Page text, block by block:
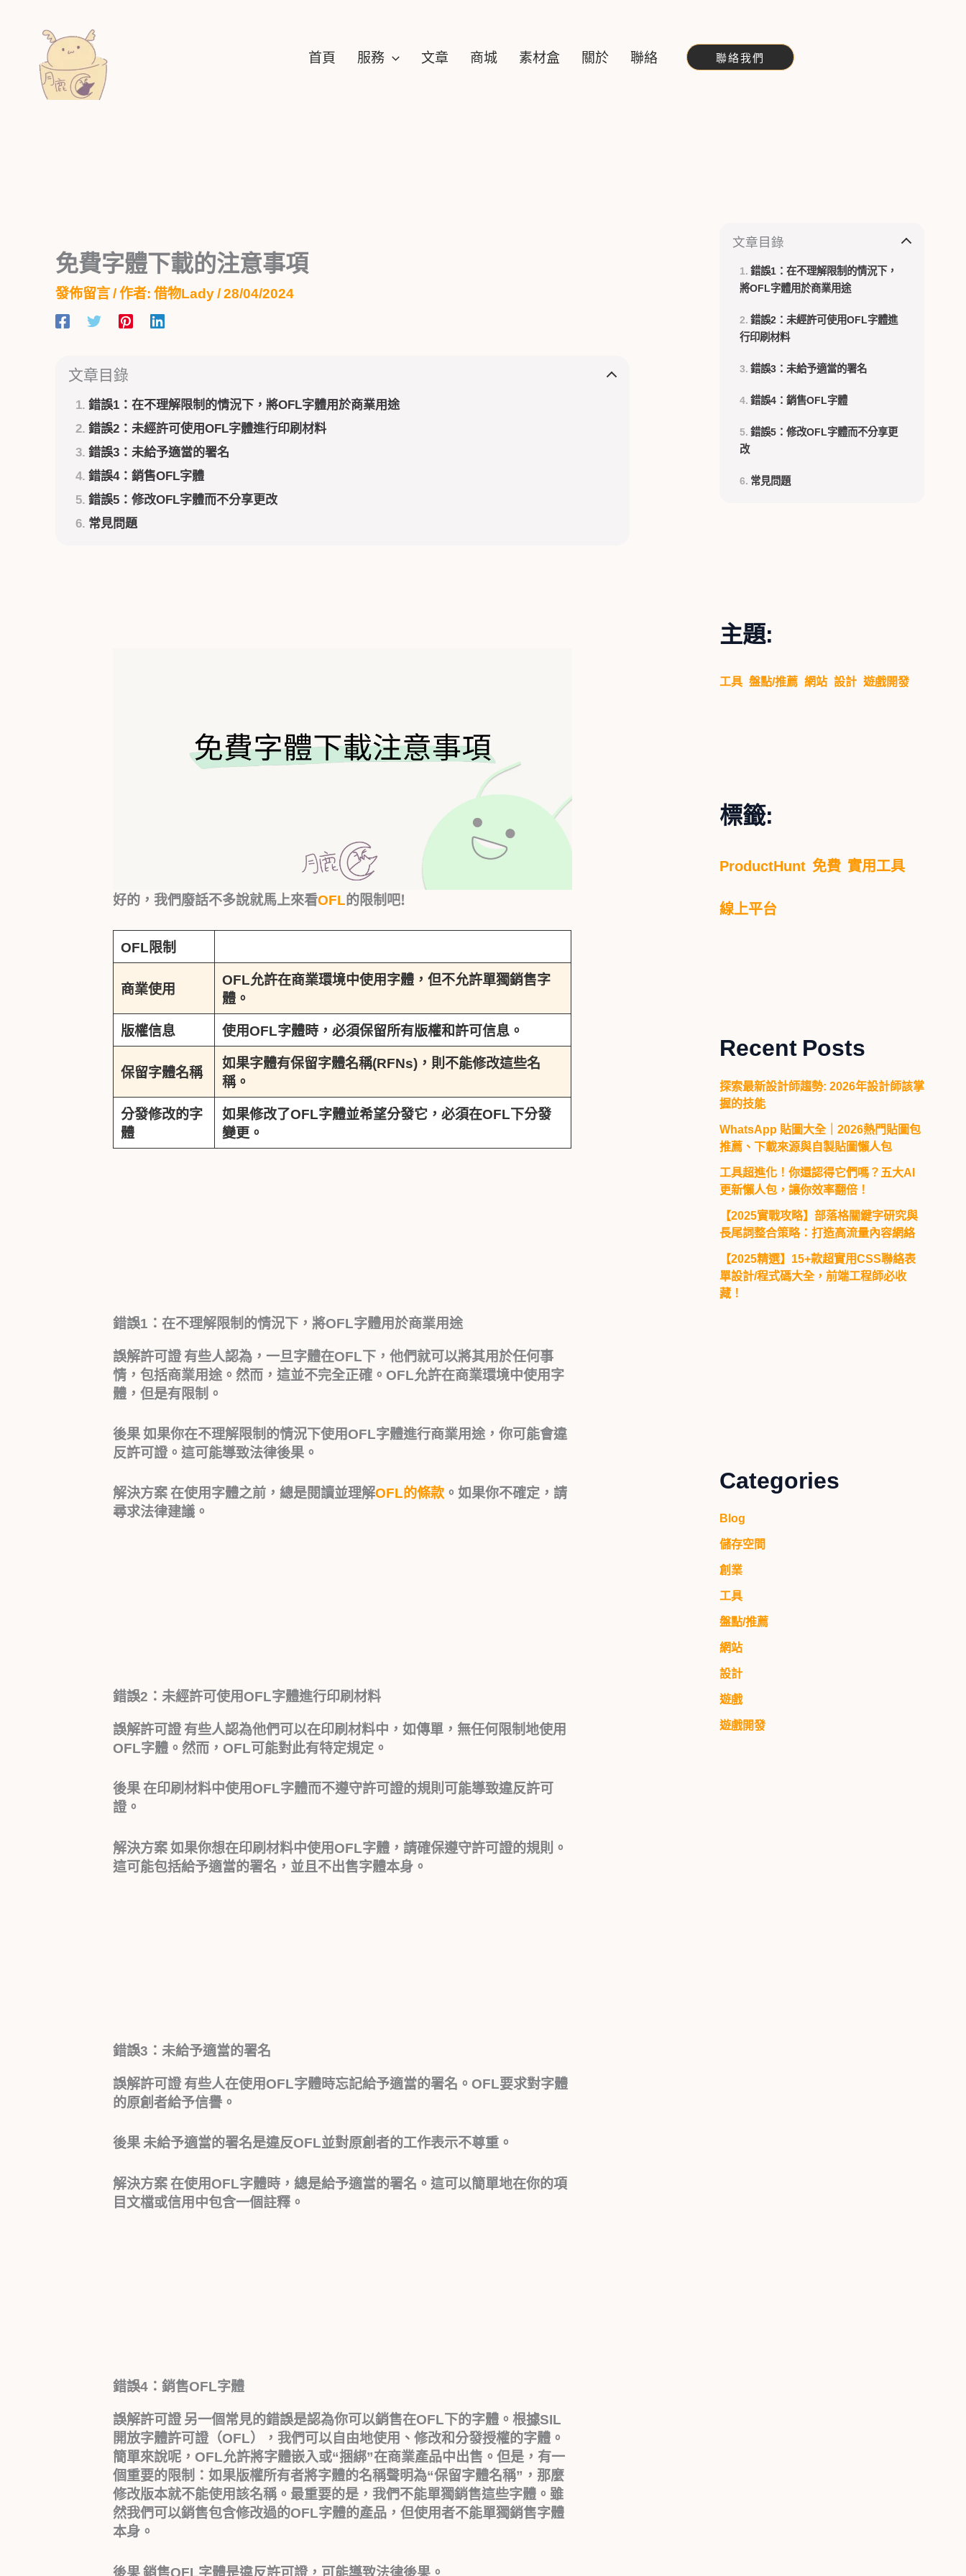
首頁 服務 文章 商城 素材盒​ 關於 聯絡 聯絡我們
免費字體下載的注意事項
發佈留言/ 作者:借物Lady/28/04/2024
文章目錄
錯誤1：在不理解限制的情況下，將OFL字體用於商業用途
錯誤2：未經許可使用OFL字體進行印刷材料
錯誤3：未給予適當的署名
錯誤4：銷售OFL字體
錯誤5：修改OFL字體而不分享更改
常見問題
好的，我們廢話不多說就馬上來看OFL的限制吧!
OFL限制
商業使用
OFL允許在商業環境中使用字體，但不允許單獨銷售字
體。
版權信息
使用OFL字體時，必須保留所有版權和許可信息。
保留字體名稱
如果字體有保留字體名稱(RFNs)，則不能修改這些名
稱。
分發修改的字
體
如果修改了OFL字體並希望分發它，必須在OFL下分發
變更。
錯誤1：在不理解限制的情況下，將OFL字體用於商業用途
誤解許可證有些人認為，一旦字體在OFL下，他們就可以將其用於任何事
情，包括商業用途。然而，這並不完全正確。OFL允許在商業環境中使用字
體，但是有限制。
後果如果你在不理解限制的情況下使用OFL字體進行商業用途，你可能會違
反許可證。這可能導致法律後果。
解決方案在使用字體之前，總是閱讀並理解OFL的條款。如果你不確定，請
尋求法律建議。
錯誤2：未經許可使用OFL字體進行印刷材料
誤解許可證有些人認為他們可以在印刷材料中，如傳單，無任何限制地使用
OFL字體。然而，OFL可能對此有特定規定。
後果在印刷材料中使用OFL字體而不遵守許可證的規則可能導致違反許可
證。
解決方案如果你想在印刷材料中使用OFL字體，請確保遵守許可證的規則。
這可能包括給予適當的署名，並且不出售字體本身。
錯誤3：未給予適當的署名
誤解許可證有些人在使用OFL字體時忘記給予適當的署名。OFL要求對字體
的原創者給予信譽。
後果未給予適當的署名是違反OFL並對原創者的工作表示不尊重。
解決方案在使用OFL字體時，總是給予適當的署名。這可以簡單地在你的項
目文檔或信用中包含一個註釋。
錯誤4：銷售OFL字體
誤解許可證另一個常見的錯誤是認為你可以銷售在OFL下的字體。根據SIL
開放字體許可證（OFL），我們可以自由地使用、修改和分發授權的字體。
簡單來說呢，OFL允許將字體嵌入或“捆綁”在商業產品中出售。但是，有一
個重要的限制：如果版權所有者將字體的名稱聲明為“保留字體名稱”，那麼
修改版本就不能使用該名稱。最重要的是，我們不能單獨銷售這些字體。雖
然我們可以銷售包含修改過的OFL字體的產品，但使用者不能單獨銷售字體
本身。
後果銷售OFL字體是違反許可證，可能導致法律後果。
文章目錄
錯誤1：在不理解限制的情況下，
將OFL字體用於商業用途
錯誤2：未經許可使用OFL字體進
行印刷材料
錯誤3：未給予適當的署名
錯誤4：銷售OFL字體
錯誤5：修改OFL字體而不分享更
改
常見問題
主題:
工具 盤點/推薦 網站 設計 遊戲開發
標籤:
ProductHunt 免費 實用工具
線上平台
Recent Posts
探索最新設計師趨勢: 2026年設計師該掌
握的技能
WhatsApp 貼圖大全｜2026熱門貼圖包
推薦、下載來源與自製貼圖懶人包
工具超進化！你還認得它們嗎？五大AI
更新懶人包，讓你效率翻倍！
【2025實戰攻略】部落格關鍵字研究與
長尾詞整合策略：打造高流量內容網絡
【2025精選】15+款超實用CSS聯絡表
單設計/程式碼大全，前端工程師必收
藏！
Categories
Blog
儲存空間
創業
工具
盤點/推薦
網站
設計
遊戲
遊戲開發